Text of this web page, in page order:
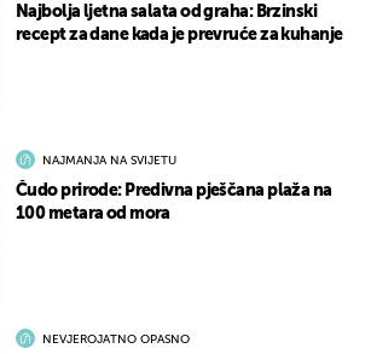
Najbolja ljetna salata od graha: Brzinski
recept za dane kada je prevruće za kuhanje
NAJMANJA NA SVIJETU
Čudo prirode: Predivna pješčana plaža na
100 metara od mora
NEVJEROJATNO OPASNO